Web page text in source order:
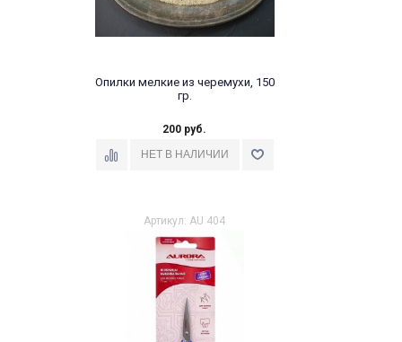
Опилки мелкие из черемухи, 150
гр.
200 руб.
Артикул: AU 404